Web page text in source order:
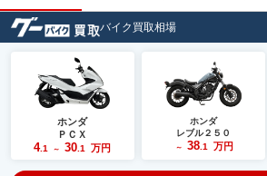
バイク買取相場
ホンダ
ＰＣＸ
4.1 ～ 30 .1 万円
ホンダ
レブル２５０
～ 38.1 万円